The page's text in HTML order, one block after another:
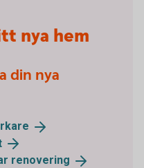
nya hem
din nya
renovering